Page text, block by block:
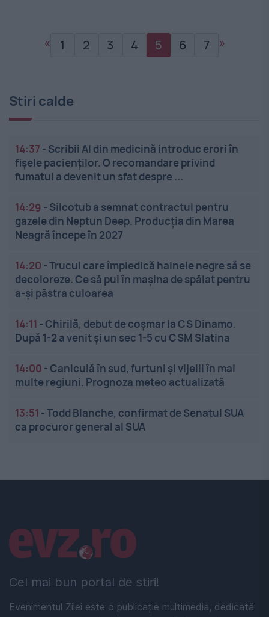
« 1 2 3 4 5 6 7 »
Stiri calde
14:37 - Scribii AI din medicină introduc erori în
fișele pacienților. O recomandare privind
fumatul a devenit un sfat despre ...
14:29 - Silcotub a semnat contractul pentru
gazele din Neptun Deep. Producția din Marea
Neagră începe în 2027
14:20 -Trucul care împiedică hainele negre să se
decoloreze. Ce să pui în mașina de spălat pentru
a-și păstra culoarea
14:11 -Chirilă, debut de coșmar la CS Dinamo.
După 1-2 a venit și un sec 1-5 cu CSM Slatina
14:00 -Caniculă în sud, furtuni și vijelii în mai
multe regiuni. Prognoza meteo actualizată
13:51 -Todd Blanche, confirmat de Senatul SUA
ca procuror general al SUA
Cel mai bun portal de stiri!
Evenimentul Zilei este o publicație multimedia, dedicată
Linkuri utile